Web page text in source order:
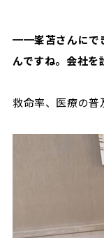
━━峯苫さんにで
んですね。会社を
救命率、医療の普